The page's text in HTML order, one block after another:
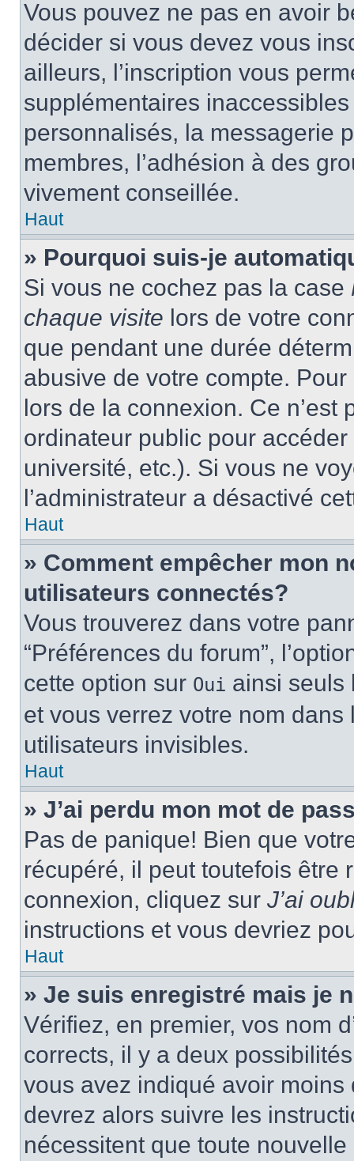
Vous pouvez ne pas en avoir
décider si vous devez vous
ailleurs, l’inscription vous
supplémentaires
personnalisés, la messagerie
membres, l’adhésion à des
vivement conseillée.
Haut
» Pourquoi suis-je
Si vous ne cochez pas la case
chaque visite lors de votre
que pendant une durée
abusive de votre compte.
lors de la connexion. Ce
ordinateur public pour
université, etc.). Si vous ne
l’administrateur a désactivé
Haut
» Comment empêcher mon
utilisateurs connectés?
Vous trouverez dans votre
“Préférences du forum”,
cette option sur Oui ainsi seuls
et vous verrez votre nom
utilisateurs invisibles.
Haut
» J’ai perdu mon mot de
Pas de panique! Bien que
récupéré, il peut toutefois être
connexion, cliquez sur J’ai
instructions et vous devriez
Haut
» Je suis enregistré mais je
Vérifiez, en premier, vos nom
corrects, il y a deux
vous avez indiqué avoir moins
devrez alors suivre les
nécessitent que toute